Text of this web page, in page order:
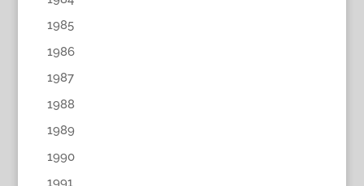
1985
1986
1987
1988
1989
1990
1991